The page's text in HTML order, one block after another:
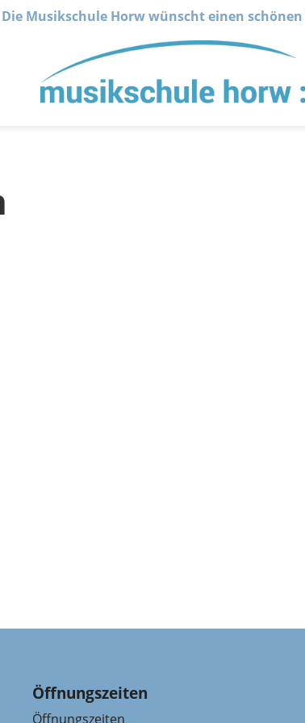
Die Musikschule Horw wünscht einen
Öffnungszeiten
Öffnungszeiten